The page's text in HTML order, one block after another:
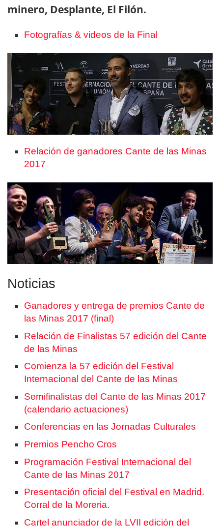
minero, Desplante, El Filón.
Fotografías & videos de la Final
Relación de ganadores Cante de las Minas
2017
Noticias
Ganadores y entrega de premios Cante de
las Minas 2017 (final)
Relación de Finalistas 57 edición del Cante
de las Minas
Comienza la 57 edición del Festival
Internacional del Cante de las Minas
Semifinalistas del Cante de las Minas 2017
(calendario actuaciones)
Conferencias en las Jornadas Culturales
Premios Pencho Cros
Programación Festival Internacional del
Cante de las Minas 2017
Presentación oficial del Festival en Madrid.
Corral de la Moreria.
Cartel anunciador de la LVII edición del